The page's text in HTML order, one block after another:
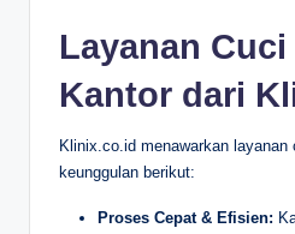
Layanan
Kantor dari
Klinix.co.id menawarkan
keunggulan berikut:
Proses Cepat & Efisien: